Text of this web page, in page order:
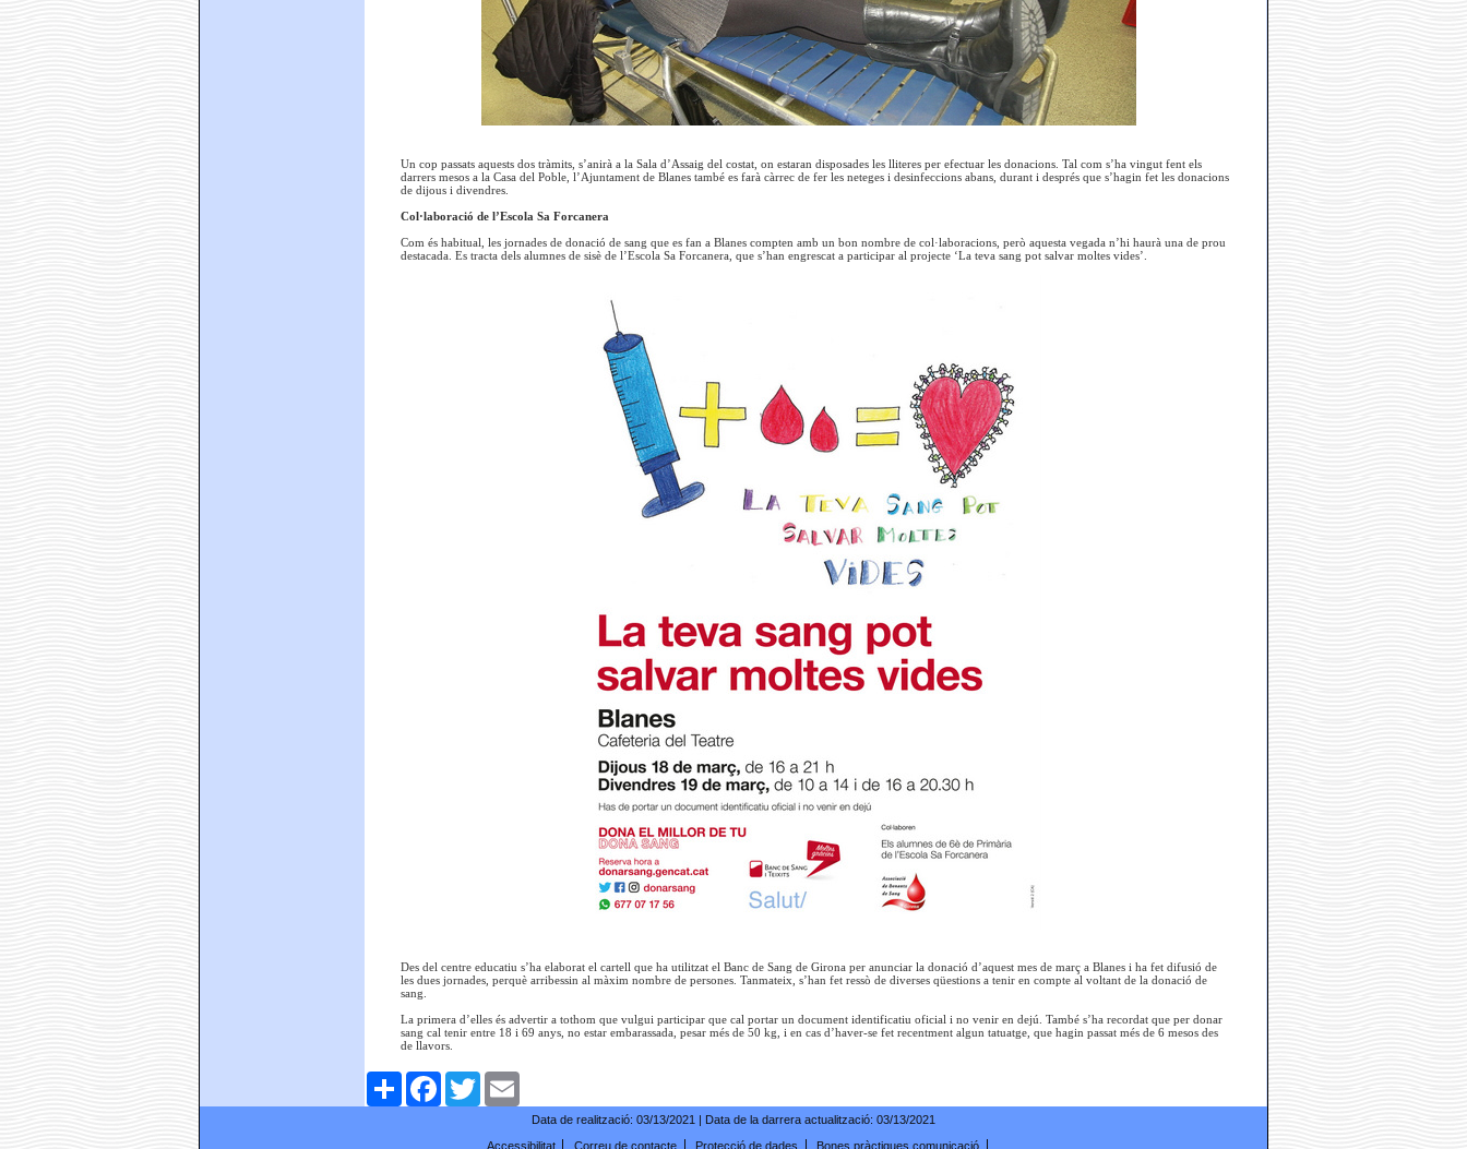
Un cop passats aquests dos tràmits, s’anirà a la Sala d’Assaig del costat, on estaran disposades les lliteres per efectuar les donacions. Tal com s’ha vingut fent els
darrers mesos a la Casa del Poble, l’Ajuntament de Blanes també es farà càrrec de fer les neteges i desinfeccions abans, durant i després que s’hagin fet les donacions
de dijous i divendres.
Col·laboració de l’Escola Sa Forcanera
Com és habitual, les jornades de donació de sang que es fan a Blanes compten amb un bon nombre de col·laboracions, però aquesta vegada n’hi haurà una de prou
destacada. Es tracta dels alumnes de sisè de l’Escola Sa Forcanera, que s’han engrescat a participar al projecte ‘La teva sang pot salvar moltes vides’.
Des del centre educatiu s’ha elaborat el cartell que ha utilitzat el Banc de Sang de Girona per anunciar la donació d’aquest mes de març a Blanes i ha fet difusió de
les dues jornades, perquè arribessin al màxim nombre de persones. Tanmateix, s’han fet ressò de diverses qüestions a tenir en compte al voltant de la donació de
sang.
La primera d’elles és advertir a tothom que vulgui participar que cal portar un document identificatiu oficial i no venir en dejú. També s’ha recordat que per donar
sang cal tenir entre 18 i 69 anys, no estar embarassada, pesar més de 50 kg, i en cas d’haver-se fet recentment algun tatuatge, que hagin passat més de 6 mesos des
de llavors.
ComparteixFacebookTwitter
Data de realització: 03/13/2021 | Data de la darrera actualització: 03/13/2021
Accessibilitat
Correu de contacte Protecció de dades Bones pràctiques comunicació